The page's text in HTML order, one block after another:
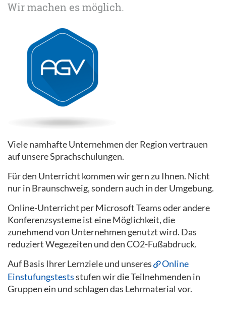
Wir machen es möglich.
Viele namhafte Unternehmen der Region vertrauen
auf unsere Sprachschulungen.
Für den Unterricht kommen wir gern zu Ihnen. Nicht
nur in Braunschweig, sondern auch in der Umgebung.
Online-Unterricht per Microsoft Teams oder andere
Konferenzsysteme ist eine Möglichkeit, die
zunehmend von Unternehmen genutzt wird. Das
reduziert Wegezeiten und den CO2-Fußabdruck.
Auf Basis Ihrer Lernziele und unseres
Online
Einstufungstestsstufen wir die Teilnehmenden in
Gruppen ein und schlagen das Lehrmaterial vor.